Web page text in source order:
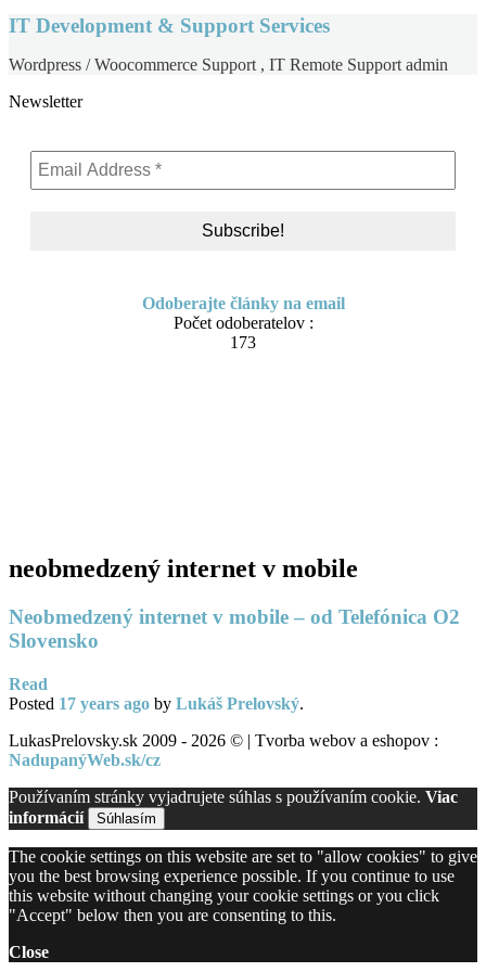
IT Development & Support Services
Wordpress / Woocommerce Support , IT Remote Support admin
Newsletter
Odoberajte články na email
Počet odoberatelov :
173
neobmedzený internet v mobile
Neobmedzený internet v mobile – od Telefónica O2
Slovensko
Read
Posted 17 years ago by Lukáš Prelovský.
LukasPrelovsky.sk 2009 - 2026 © | Tvorba webov a eshopov :
NadupanýWeb.sk/cz
Používaním stránky vyjadrujete súhlas s používaním cookie. Viac
informácií
Súhlasím
The cookie settings on this website are set to "allow cookies" to give
you the best browsing experience possible. If you continue to use
this website without changing your cookie settings or you click
"Accept" below then you are consenting to this.
Close